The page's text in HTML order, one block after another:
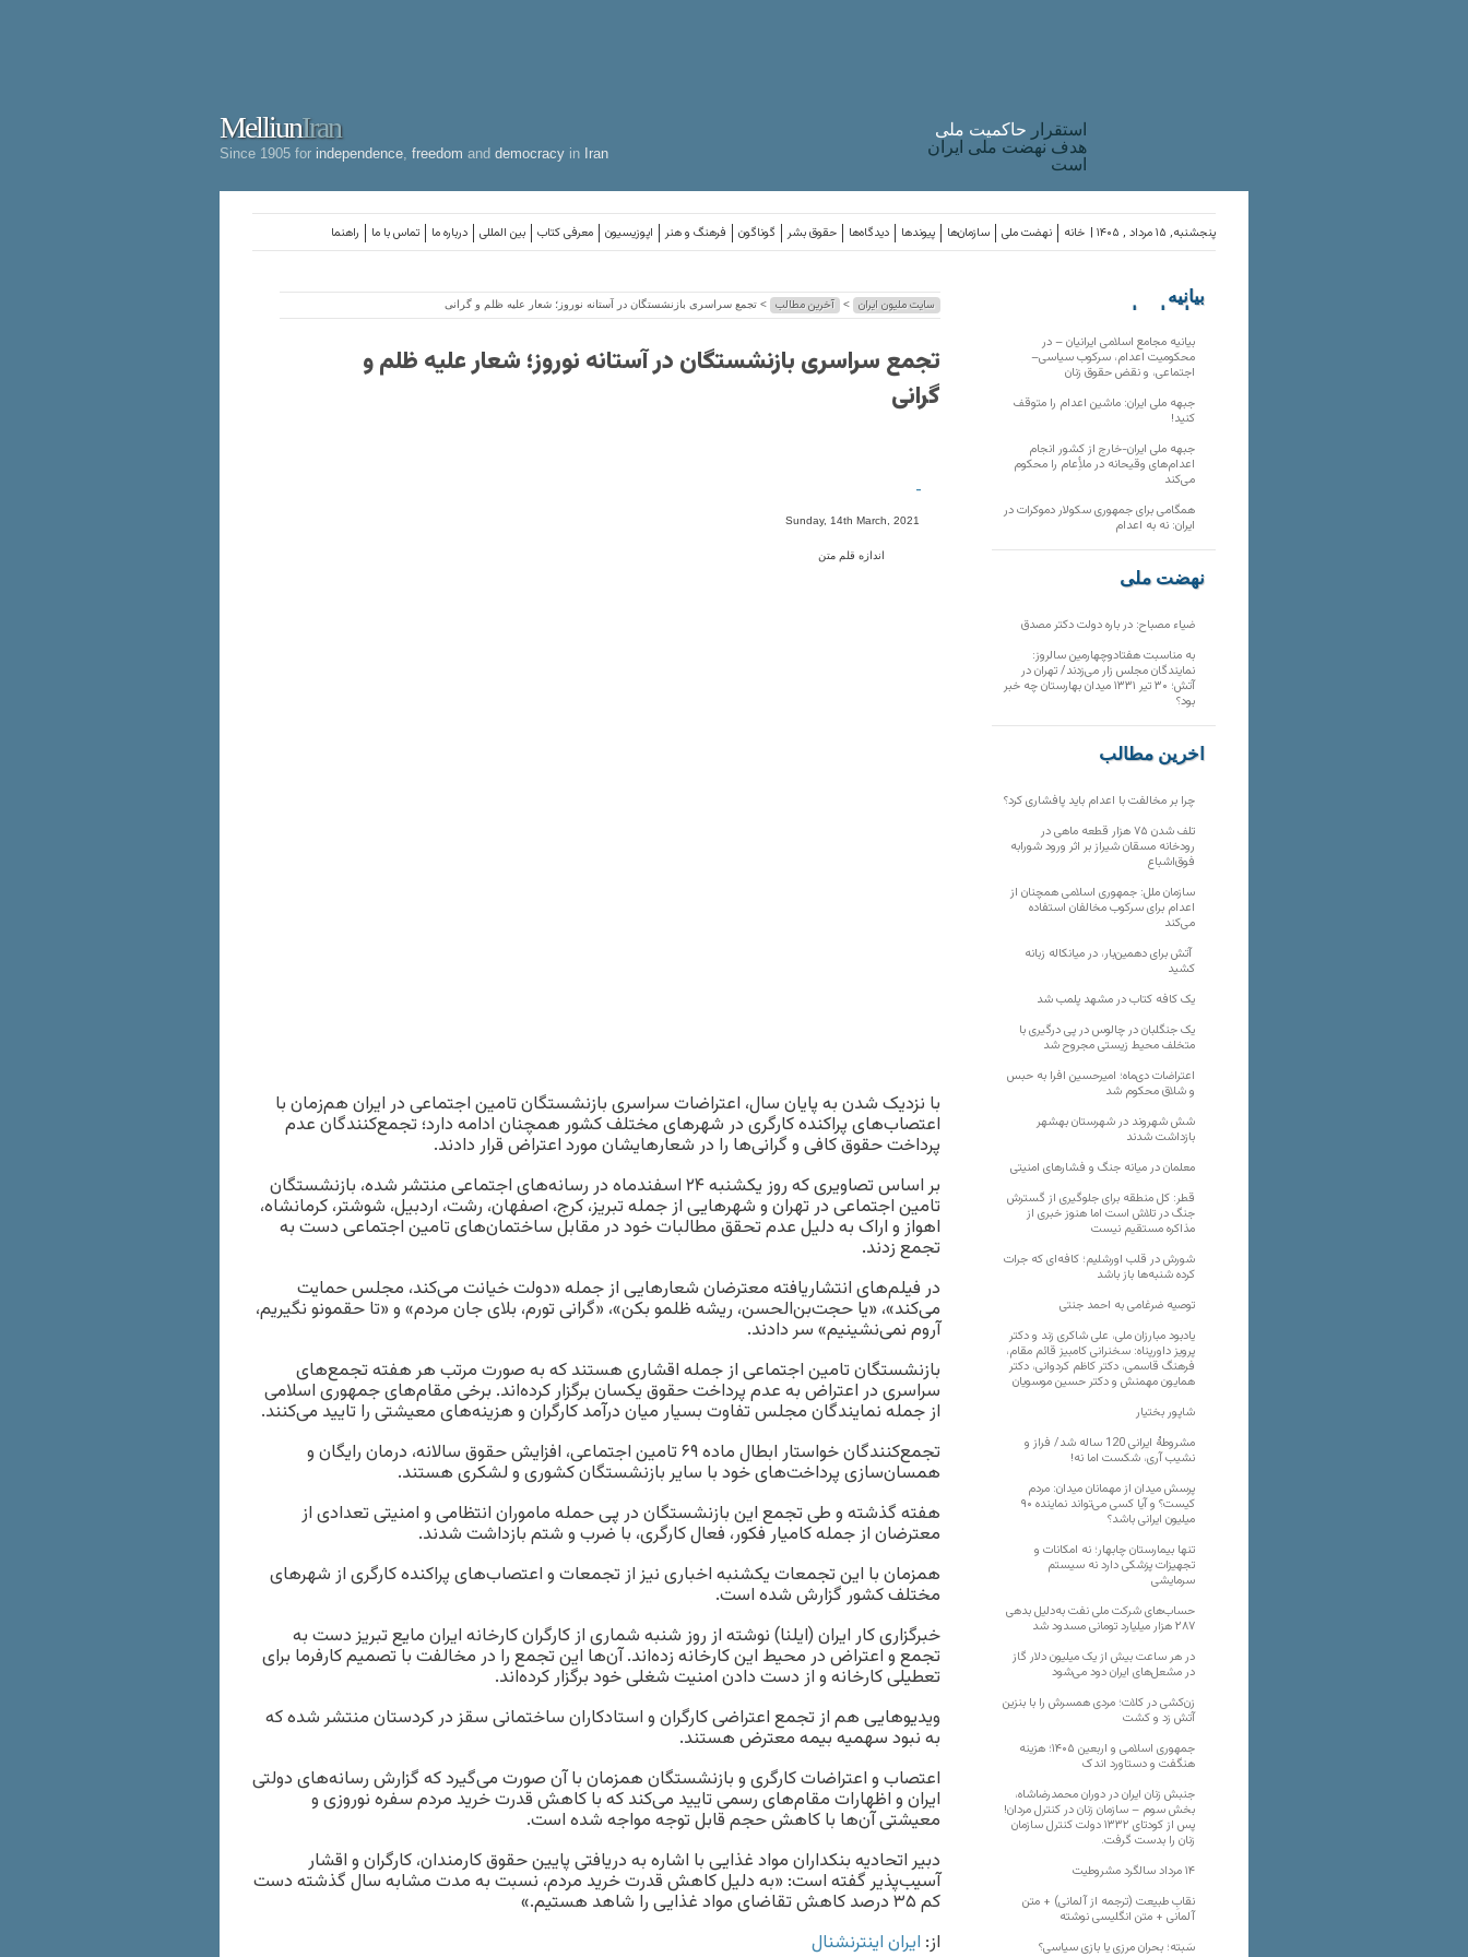
MelliunIran
Since 1905 for independence freedom and democracy in Iran
استقرار حاکميت ملی
هدف نهضت ملی ایران
است
راهنما تماس با ما درباره ما بین المللی معرفی کتاب اپوزیسیون فرهنگ و هنر گوناگون حقوق بشر دیدگاه‌ها پیوندها سازمان‌ها نهضت ملی خانه پنجشنبه, ۱۵ مرداد , ۱۴۰۵ |
سایت ملیون ایران > آخرین مطالب > تجمع سراسری بازنشستگان در آستانه نوروز؛ شعار علیه ظلم و گرانی
تجمع سراسری بازنشستگان در آستانه نوروز؛ شعار علیه ظلم و
گرانی
-
Sunday, 14th March, 2021
اندازه قلم متن
با نزدیک شدن به پایان سال، اعتراضات سراسری بازنشستگان تامین اجتماعی در ایران هم‌زمان با
اعتصاب‌های پراکنده کارگری در شهرهای مختلف کشور همچنان ادامه دارد؛ تجمع‌کنندگان عدم
پرداخت حقوق کافی و گرانی‌ها را در شعارهایشان مورد اعتراض قرار دادند.
بر اساس تصاویری که روز یکشنبه ۲۴ اسفندماه در رسانه‌های اجتماعی منتشر شده، بازنشستگان
تامین اجتماعی در تهران و شهرهایی از جمله تبریز، کرج، اصفهان، رشت، اردبیل،‌ شوشتر، کرمانشاه،
اهواز و اراک به دلیل عدم تحقق مطالبات خود در مقابل ساختمان‌های تامین اجتماعی دست به
تجمع زدند.
در فیلم‌های انتشاریافته معترضان شعارهایی از جمله «دولت خیانت می‌کند، مجلس حمایت
می‌کند»، «یا حجت‌بن‌الحسن، ریشه ظلمو بکن»، «گرانی تورم، بلای جان مردم» و «تا حقمونو نگیریم،‌
آروم نمی‌نشینیم» سر دادند.
بازنشستگان تامین اجتماعی از جمله اقشاری هستند که به صورت مرتب هر هفته تجمع‌های
سراسری در اعتراض به عدم پرداخت حقوق یکسان برگزار کرده‌اند. برخی مقام‌های جمهوری اسلامی
از جمله نمایندگان مجلس تفاوت بسیار میان درآمد کارگران و هزینه‌های معیشتی را تایید می‌کنند.
تجمع‌کنندگان خواستار ابطال ماده ۶۹ تامین اجتماعی،‌ افزایش حقوق سالانه، درمان رایگان و
همسان‌سازی پرداخت‌های خود با سایر بازنشستگان کشوری و لشکری هستند.
هفته گذشته و طی تجمع این بازنشستگان در پی حمله ماموران انتظامی و امنیتی تعدادی از
معترضان از جمله کامیار فکور، فعال کارگری، با ضرب و شتم بازداشت شدند.
همزمان با این تجمعات یکشنبه اخباری نیز از تجمعات و اعتصاب‌های پراکنده کارگری از شهرهای
مختلف کشور گزارش شده است.
خبرگزاری کار ایران (ایلنا) نوشته از روز شنبه شماری از کارگران کارخانه‌ ایران مایع تبریز دست به
تجمع و اعتراض در محیط این کارخانه زده‌اند. آن‌ها این تجمع را در مخالفت با تصمیم کارفرما برای
تعطیلی کارخانه و از دست دادن امنیت شغلی خود برگزار کرده‌اند.
ویدیوهایی هم از تجمع اعتراضی کارگران و استادکاران ساختمانی سقز در کردستان منتشر شده که
به نبود سهمیه بیمه معترض هستند.
اعتصاب و اعتراضات کارگری و بازنشستگان همزمان با آن صورت می‌گیرد که گزارش رسانه‌های دولتی
ایران و اظهارات مقام‌های رسمی تایید می‌کند که با کاهش قدرت خرید مردم سفره نوروزی و
معیشتی آن‌ها با کاهش حجم قابل توجه مواجه شده است.
دبیر اتحادیه بنکداران مواد غذایی با اشاره به دریافتی پایین حقوق‌ کارمندان، کارگران و اقشار
آسیب‌پذیر گفته است: «به دلیل کاهش قدرت خرید مردم، نسبت به مدت مشابه سال گذشته دست
کم ۳۵ درصد کاهش تقاضای مواد غذایی را شاهد هستیم.»
از: ایران اینترنشنال
بیانیه
سازمان‌های
بیانیه مجامع اسلامی ایرانیان – در
محکومیت اعدام، سرکوب سیاسی–
اجتماعی، و نقض حقوق زنان
جبهه ملی ایران: ماشین اعدام را متوقف
کنید!
جبهه ملی ایران-خارج از کشور انجام
اعدام‌های وقیحانه در ملأِعام را محکوم
می‌کند
همگامی برای جمهوری سکولار دموکرات در
ایران: نه به اعدام
نهضت ملی
ضیاء مصباح: در باره دولت دکتر مصدق
به مناسبت هفتادوچهارمین سالروز:
نمایندگان مجلس زار می‌زدند/ تهران در
آتش؛ ۳۰ تیر ۱۳۳۱ میدان بهارستان چه خبر
بود؟
آخرین مطالب
چرا بر مخالفت با اعدام باید پافشاری کرد؟
تلف شدن ۷۵ هزار قطعه ماهی در
رودخانه مسقان شیراز بر اثر ورود شورابه
فوق‌اشباع
سازمان ملل: جمهوری اسلامی همچنان از
اعدام برای سرکوب مخالفان استفاده
می‌کند
آتش برای دهمین‌بار، در میانکاله زبانه
کشید
یک کافه کتاب در مشهد پلمب شد
یک جنگلبان در چالوس در پی درگیری با
متخلف محیط زیستی مجروح شد
اعتراضات دی‌ماه؛ امیرحسین افرا به حبس
و شلاق محکوم شد
شش شهروند در شهرستان بهشهر
بازداشت شدند
معلمان در میانه جنگ و فشارهای امنیتی
قطر: کل منطقه برای جلوگیری از گسترش
جنگ در تلاش است اما هنوز خبری از
مذاکره مستقیم نیست
شورش در قلب اورشلیم؛ کافه‌ای که جرات
کرده شنبه‌ها باز باشد
توصیه ضرغامی به احمد جنتی
یادبود مبارزان ملی، علی شاکری زند و دکتر
پرویز داورپناه: سخنرانی کامبیز قائم مقام،
فرهنگ قاسمی، دکتر کاظم کردوانی، دکتر
همایون مهمنش و دکتر حسین موسویان
شاپور بختیار
مشروطۀ ایرانی 120 ساله شد/ فراز و
نشیب آری، شکست اما نه!
پرسش میدان از مهمانان میدان: مردم
کیست؟ و آیا کسی می‌تواند نماینده ۹۰
میلیون ایرانی باشد؟
تنها بیمارستان چابهار؛ نه امکانات و
تجهیزات پزشکی دارد نه سیستم
سرمایشی
حساب‌های شرکت ملی نفت به‌دلیل بدهی
۲۸۷ هزار میلیارد تومانی مسدود شد
در هر ساعت بیش از یک میلیون دلار گاز
در مشعل‌های ایران دود می‌شود
زن‌کشی در کلات؛ مردی همسرش را با بنزین
آتش زد و کشت
جمهوری اسلامی و اربعین ۱۴۰۵؛ هزینه
هنگفت و دستاورد اندک
جنبش زنان ایران در دوران محمدرضاشاه،
بخش سوم – سازمان زنان در کنترل مردان!
پس از کودتای ۱۳۳۲ دولت کنترل سازمان
زنان را بدست گرفت.
۱۴ مرداد سالگرد مشروطیت
نقابِ طبیعت (ترجمه از آلمانی) + متن
آلمانی + متن انگلیسی نوشته
سَبته؛ بحران مرزی یا بازی سیاسی؟